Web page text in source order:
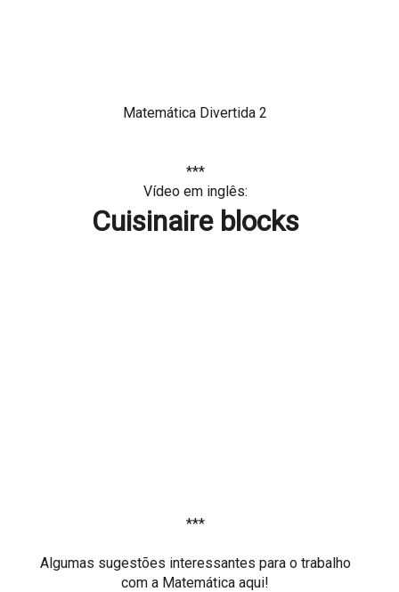
Matemática Divertida 2
***
Vídeo em inglês:
Cuisinaire blocks
***
Algumas sugestões interessantes para o trabalho
com a Matemática aqui!